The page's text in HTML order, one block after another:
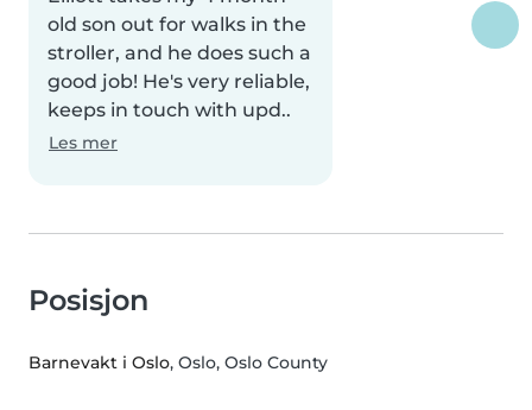
old son out for walks in the
stroller, and he does such a
good job! He's very reliable,
keeps in touch with upd..
Les mer
Posisjon
Barnevakt i Oslo, Oslo, Oslo County